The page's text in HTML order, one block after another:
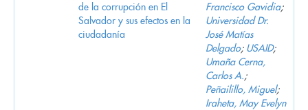
de la corrupción en El
Salvador y sus efectos en la
ciudadanía
Francisco Gavidia;
Universidad Dr.
José Matías
Delgado; USAID;
Umaña Cerna,
Carlos A.;
Peñailillo, Miguel;
Iraheta, May Evelyn